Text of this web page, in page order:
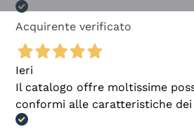
Acquirente verificato
Ieri
Il catalogo offre moltissime
conformi alle caratteristiche